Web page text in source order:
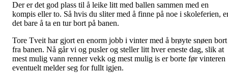
Der er det god plass til å leike litt med ballen sammen med en
kompis eller to. Så hvis du sliter med å finne på noe i skoleferien,
det bare å ta en tur bort på banen.
Tore Tveit har gjort en enorm jobb i vinter med å brøyte snøen bort
fra banen. Nå går vi og pusler og steller litt hver eneste dag, slik at
mest mulig vann renner vekk og mest mulig is er borte før vinteren
eventuelt melder seg for fullt igjen.